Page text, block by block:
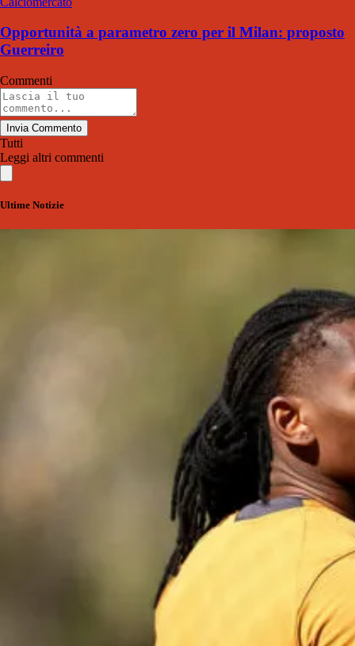
Opportunità a parametro zero per il Milan: proposto
Guerreiro
Commenti
Invia Commento
Tutti
Leggi altri commenti
Ultime Notizie